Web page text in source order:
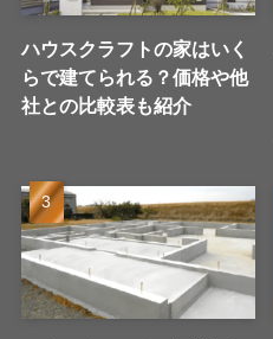
ハウスクラフトの家はいく
らで建てられる？価格や他
社との比較表も紹介